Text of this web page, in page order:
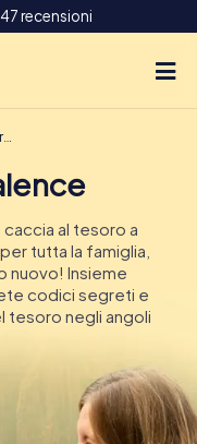
recensioni
DE
IE
al tesoro a
tutta la famiglia,
nuovo! Insieme
codici segreti e
tesoro negli angoli